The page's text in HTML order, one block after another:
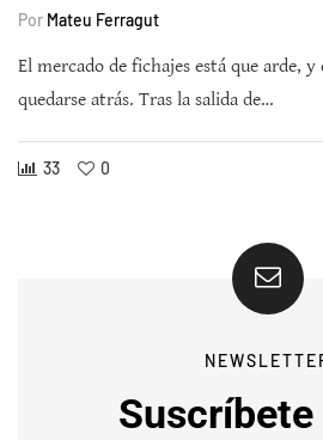
Por Mateu Ferragut
El mercado de fichajes está que arde,
quedarse atrás. Tras la salida de…
33 0
Suscríbete